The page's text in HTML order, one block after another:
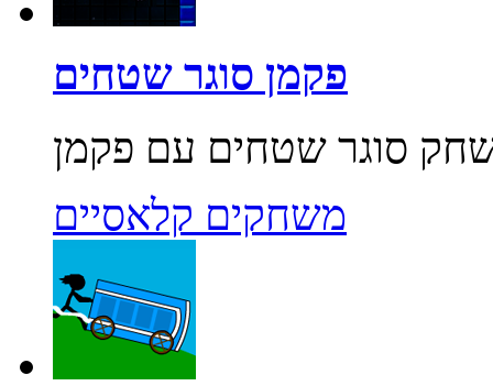
פקמן סוגר שטחים
משחקים קלאסיים